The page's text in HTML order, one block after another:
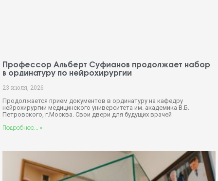
Профессор Альберт Суфианов продолжает набор
в ординатуру по нейрохирургии
23 июля, 2026
Продолжается прием документов в ординатуру на кафедру
нейрохирургии медицинского университета им. академика В.Б.
Петровского, г.Москва. Свои двери для будущих врачей
Подробнее... »